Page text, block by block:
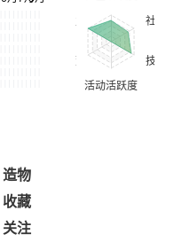
造物
收藏
关注